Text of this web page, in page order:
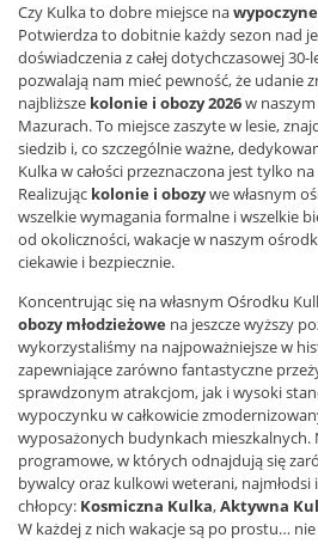
Czy Kulka to dobre miejsce na
Potwierdza to dobitnie każdy sezon nad
doświadczenia z całej dotychczasowej
pozwalają nam mieć pewność, że udanie
najbliższe kolonie i obozy 2026w
Mazurach. To miejsce zaszyte w lesie,
siedzib i, co szczególnie ważne,
Kulka w całości przeznaczona jest tylko
Realizując kolonie i obozywe własnym
wszelkie wymagania formalne i wszelkie
od okoliczności, wakacje w naszym
ciekawie i bezpiecznie.
Koncentrując się na własnym Ośrodku
obozy młodzieżowe na jeszcze wyższy
wykorzystaliśmy na najpoważniejsze w
zapewniające zarówno fantastyczne
sprawdzonym atrakcjom, jak i wysoki
wypoczynku w całkowicie
wyposażonych budynkach mieszkalnych.
programowe, w których odnajdują się
bywalcy oraz kulkowi weterani, najmłodsi
chłopcy: Kosmiczna Kulka,Aktywna
W każdej z nich wakacje są po prostu…